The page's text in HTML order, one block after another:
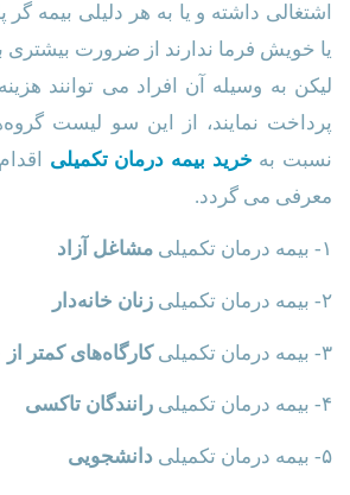
اشتغالی داشته و یا به هر دلیلی بیمه
یا خویش فرما ندارند از ضرورت بیشتری
لیکن به وسیله آن افراد می توانند
پرداخت نمایند، از این سو لیست
نسبت به خرید بیمه درمان تکمیلی
معرفی می گردد.
۱- بیمه درمان تکمیلی مشاغل آزاد
۲- بیمه درمان تکمیلی زنان خانه‌دار
۳- بیمه درمان تکمیلی کارگاه‌های کمتر از ۵۰ نفر
۴- بیمه درمان تکمیلی رانندگان تاکسی
۵- بیمه درمان تکمیلی دانشجویی